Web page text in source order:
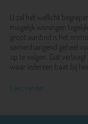
U zal het wellicht
mogelijk woningen
groot aanbod is het
samenhangend geheel
op te volgen. Dat
waar iedereen baat bij
Lees verder